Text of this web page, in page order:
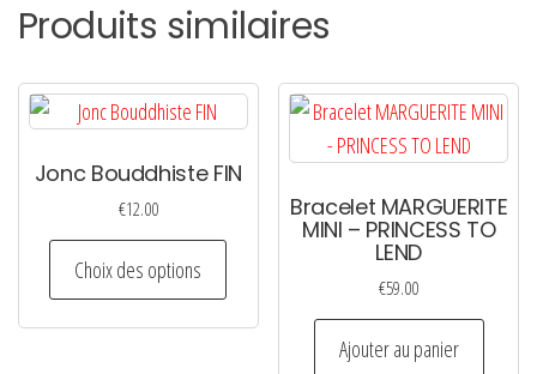
1811
Produits similaires
Jonc Bouddhiste FIN
€12.00
Choix des options
Ce
Bracelet MARGUERITE
MINI – PRINCESS TO
LEND
€59.00
Ajouter au panier